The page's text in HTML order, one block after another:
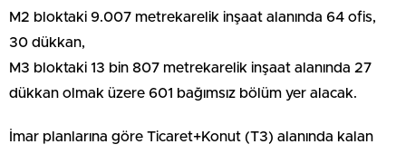
M2 bloktaki 9.007 metrekarelik inşaat alanında 64 ofis,
30 dükkan,
M3 bloktaki 13 bin 807 metrekarelik inşaat alanında 27
dükkan olmak üzere 601 bağımsız bölüm yer alacak.
İmar planlarına göre Ticaret+Konut (T3) alanında kalan